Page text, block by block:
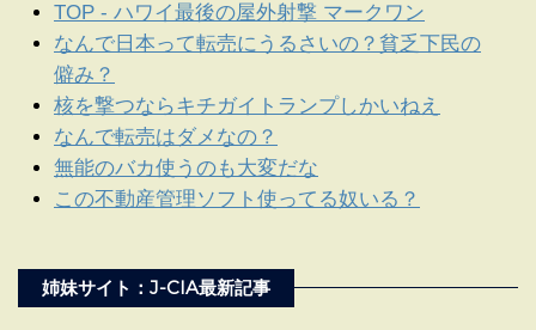
TOP - ハワイ最後の屋外射撃 マークワン
なんで日本って転売にうるさいの？貧乏下民の
僻み？
核を撃つならキチガイトランプしかいねえ
なんで転売はダメなの？
無能のバカ使うのも大変だな
この不動産管理ソフト使ってる奴いる？
姉妹サイト：J-CIA最新記事